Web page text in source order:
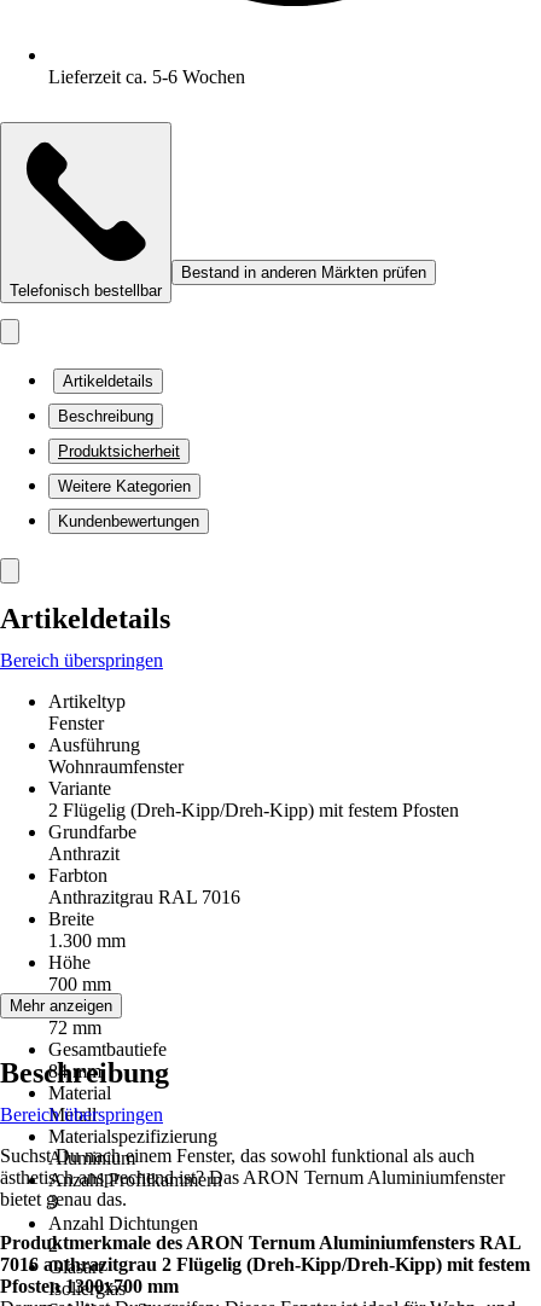
Lieferzeit ca. 5-6 Wochen
Telefonisch bestellbar
Bestand in anderen Märkten prüfen
Artikeldetails
Beschreibung
Produktsicherheit
Weitere Kategorien
Kundenbewertungen
Artikeldetails
Bereich überspringen
Artikeltyp
Fenster
Ausführung
Wohnraumfenster
Variante
2 Flügelig (Dreh-Kipp/Dreh-Kipp) mit festem Pfosten
Grundfarbe
Anthrazit
Farbton
Anthrazitgrau RAL 7016
Breite
1.300 mm
Höhe
700 mm
Bautiefe
72 mm
Gesamtbautiefe
84 mm
Material
Metall
Materialspezifizierung
Aluminium
Anzahl Profilkammern
3
Anzahl Dichtungen
2
Glasart
Isolierglas
Mehr anzeigen
Beschreibung
Bereich überspringen
Suchst Du nach einem Fenster, das sowohl funktional als auch
ästhetisch ansprechend ist? Das ARON Ternum Aluminiumfenster
bietet genau das.
Produktmerkmale des ARON Ternum Aluminiumfensters RAL
7016 anthrazitgrau 2 Flügelig (Dreh-Kipp/Dreh-Kipp) mit festem
Pfosten 1300x700 mm